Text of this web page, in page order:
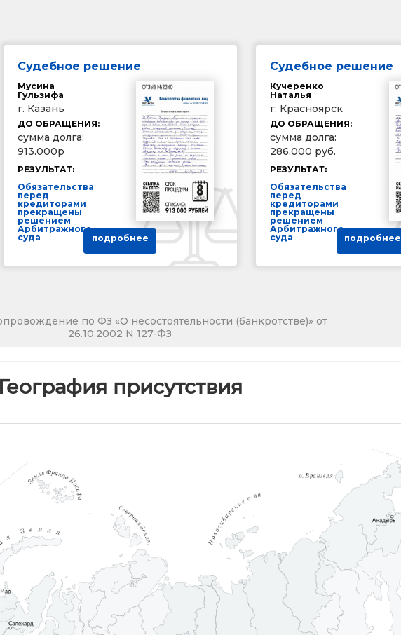
Судебное решение
Мусина
Гульзифа
г. Казань
ДО ОБРАЩЕНИЯ:
сумма долга:
913.000р
РЕЗУЛЬТАТ:
Обязательства
перед
кредиторами
прекращены
решением
Арбитражного
суда
подробнее
Судебное решение
Кучеренко
Наталья
г. Красноярск
ДО ОБРАЩЕНИЯ:
сумма долга:
286.000 руб.
РЕЗУЛЬТАТ:
Обязательства
перед
кредиторами
прекращены
решением
Арбитражного
суда
подробнее
по ФЗ «О несостоятельности (банкротстве)» от
26.10.2002 N 127-ФЗ
География присутствия